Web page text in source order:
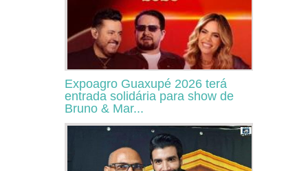
Expoagro Guaxupé 2026 terá
entrada solidária para show de
Bruno & Mar...